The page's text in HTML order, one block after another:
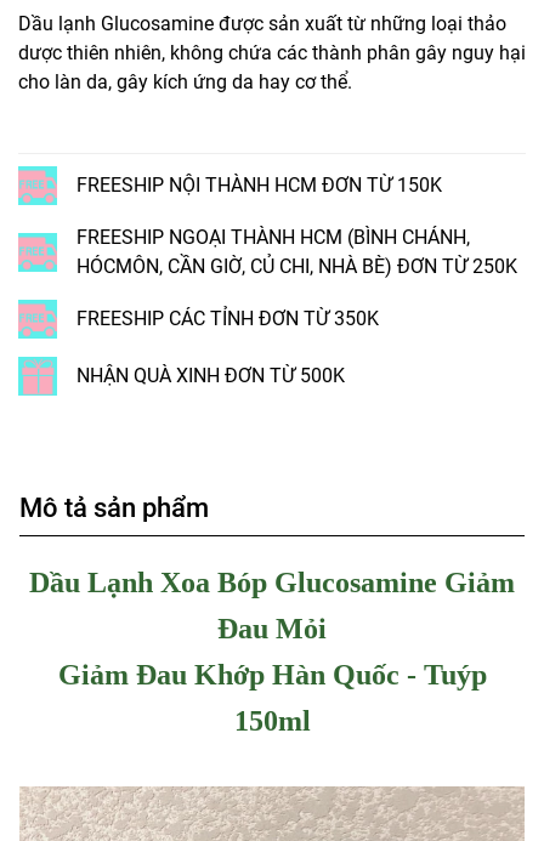
Dầu lạnh Glucosamine được sản xuất từ những loại thảo
dược thiên nhiên, không chứa các thành phân gây nguy hại
cho làn da, gây kích ứng da hay cơ thể.
FREESHIP NỘI THÀNH HCM ĐƠN TỪ 150K
FREESHIP NGOẠI THÀNH HCM (BÌNH CHÁNH,
HÓCMÔN, CẦN GIỜ, CỦ CHI, NHÀ BÈ) ĐƠN TỪ 250K
FREESHIP CÁC TỈNH ĐƠN TỪ 350K
NHẬN QUÀ XINH ĐƠN TỪ 500K
Mô tả sản phẩm
Dầu Lạnh Xoa Bóp Glucosamine Giảm
Đau Mỏi
Giảm Đau Khớp Hàn Quốc - Tuýp
150ml